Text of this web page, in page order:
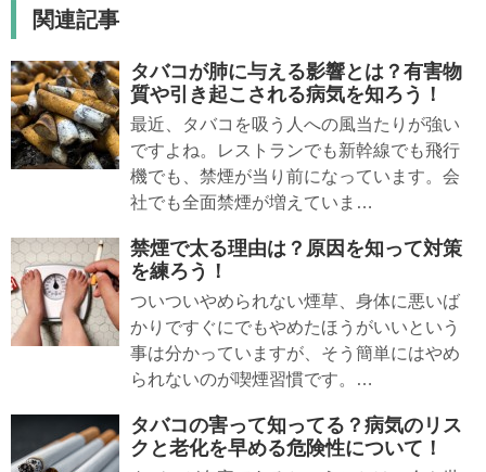
関連記事
タバコが肺に与える影響とは？有害物
質や引き起こされる病気を知ろう！
最近、タバコを吸う人への風当たりが強い
ですよね。レストランでも新幹線でも飛行
機でも、禁煙が当り前になっています。会
社でも全面禁煙が増えていま…
禁煙で太る理由は？原因を知って対策
を練ろう！
ついついやめられない煙草、身体に悪いば
かりですぐにでもやめたほうがいいという
事は分かっていますが、そう簡単にはやめ
られないのが喫煙習慣です。…
タバコの害って知ってる？病気のリス
クと老化を早める危険性について！